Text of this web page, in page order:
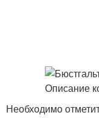
Необходимо